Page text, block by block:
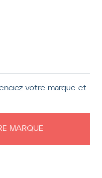
votre marque et
MARQUE